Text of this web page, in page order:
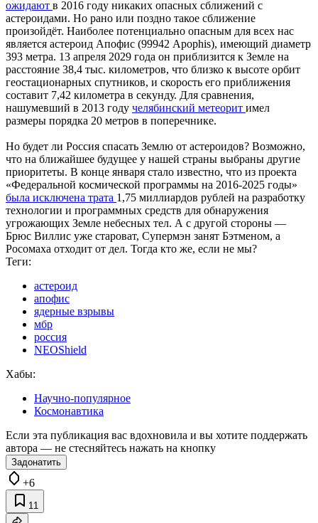
ожидают в 2016 году никаких опасных сближений с
астероидами. Но рано или поздно такое сближение
произойдёт. Наиболее потенциально опасным для всех нас
является астероид Апофис (99942 Apophis), имеющий диаметр
393 метра. 13 апреля 2029 года он приблизится к Земле на
расстояние 38,4 тыс. километров, что близко к высоте орбит
геостационарных спутников, и скорость его приближения
составит 7,42 километра в секунду. Для сравнения,
нашумевший в 2013 году челябинский метеорит имел
размеры порядка 20 метров в поперечнике.
Но будет ли Россия спасать Землю от астероидов? Возможно,
что на ближайшее будущее у нашей страны выбраны другие
приоритеты. В конце января стало известно, что из проекта
«Федеральной космической программы на 2016-2025 годы»
была исключена трата 1,75 миллиардов рублей на разработку
технологии и программных средств для обнаружения
угрожающих Земле небесных тел. А с другой стороны —
Брюс Виллис уже староват, Супермэн занят Бэтменом, а
Росомаха отходит от дел. Тогда кто же, если не мы?
Теги:
астероид
апофис
ядерные взрывы
мбр
россия
NEOShield
Хабы:
Научно-популярное
Космонавтика
Если эта публикация вас вдохновила и вы хотите поддержать
автора — не стесняйтесь нажать на кнопку
Задонатить
+6
11